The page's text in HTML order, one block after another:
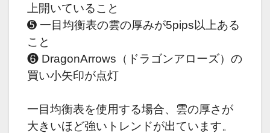
上開いていること
➎ 一目均衡表の雲の厚みが5pips以上ある
こと
❻ DragonArrows（ドラゴンアローズ）の
買い小矢印が点灯
一目均衡表を使用する場合、雲の厚さが
大きいほど強いトレンドが出ています。